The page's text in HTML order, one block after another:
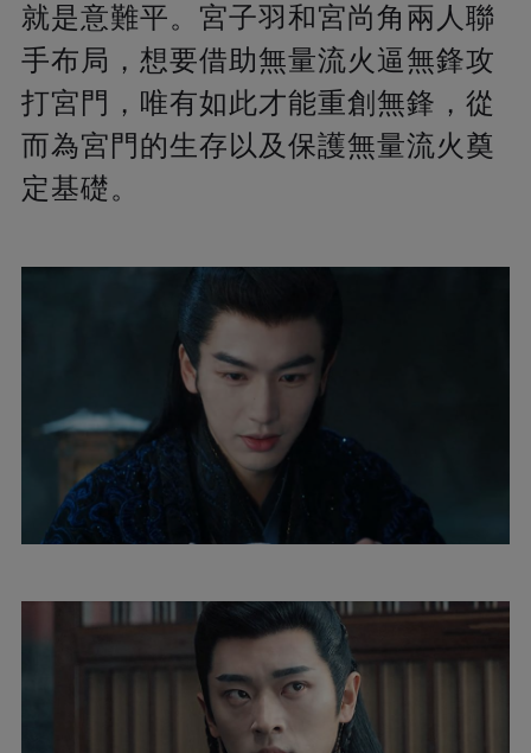
就是意難平。宮子羽和宮尚角兩人聯
手布局，想要借助無量流火逼無鋒攻
打宮門，唯有如此才能重創無鋒，從
而為宮門的生存以及保護無量流火奠
定基礎。